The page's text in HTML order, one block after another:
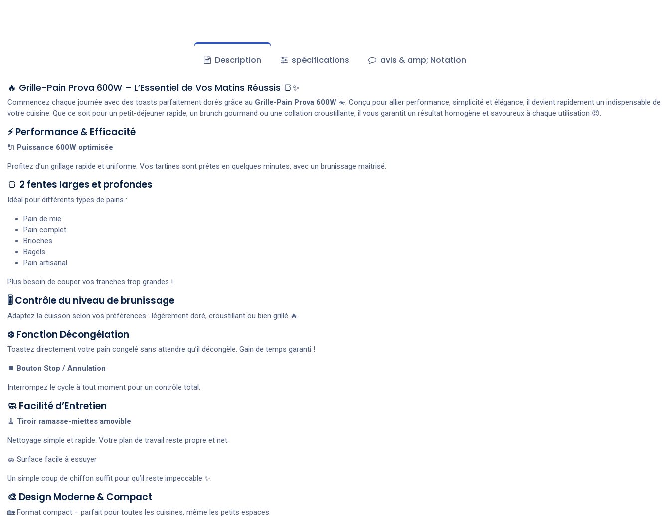
Description spécifications avis & amp; Notation
🔥 Grille-Pain Prova 600W – L’Essentiel de Vos Matins Réussis 🍞✨
Commencez chaque journée avec des toasts parfaitement dorés grâce au Grille-Pain Prova 600W ☀️. Conçu pour allier performance, simplicité et élégance, il devient rapidement un indispensable de
votre cuisine. Que ce soit pour un petit-déjeuner rapide, un brunch gourmand ou une collation croustillante, il vous garantit un résultat homogène et savoureux à chaque utilisation 😍.
⚡ Performance & Efficacité
🔌 Puissance 600W optimisée
Profitez d’un grillage rapide et uniforme. Vos tartines sont prêtes en quelques minutes, avec un brunissage maîtrisé.
🍞 2 fentes larges et profondes
Idéal pour différents types de pains :
Pain de mie
Pain complet
Brioches
Bagels
Pain artisanal
Plus besoin de couper vos tranches trop grandes !
🎚️ Contrôle du niveau de brunissage
Adaptez la cuisson selon vos préférences : légèrement doré, croustillant ou bien grillé 🔥.
❄️ Fonction Décongélation
Toastez directement votre pain congelé sans attendre qu’il décongèle. Gain de temps garanti !
⏹️ Bouton Stop / Annulation
Interrompez le cycle à tout moment pour un contrôle total.
🧼 Facilité d’Entretien
🧹 Tiroir ramasse-miettes amovible
Nettoyage simple et rapide. Votre plan de travail reste propre et net.
🧽 Surface facile à essuyer
Un simple coup de chiffon suffit pour qu’il reste impeccable ✨.
🎨 Design Moderne & Compact
🏡 Format compact – parfait pour toutes les cuisines, même les petits espaces.